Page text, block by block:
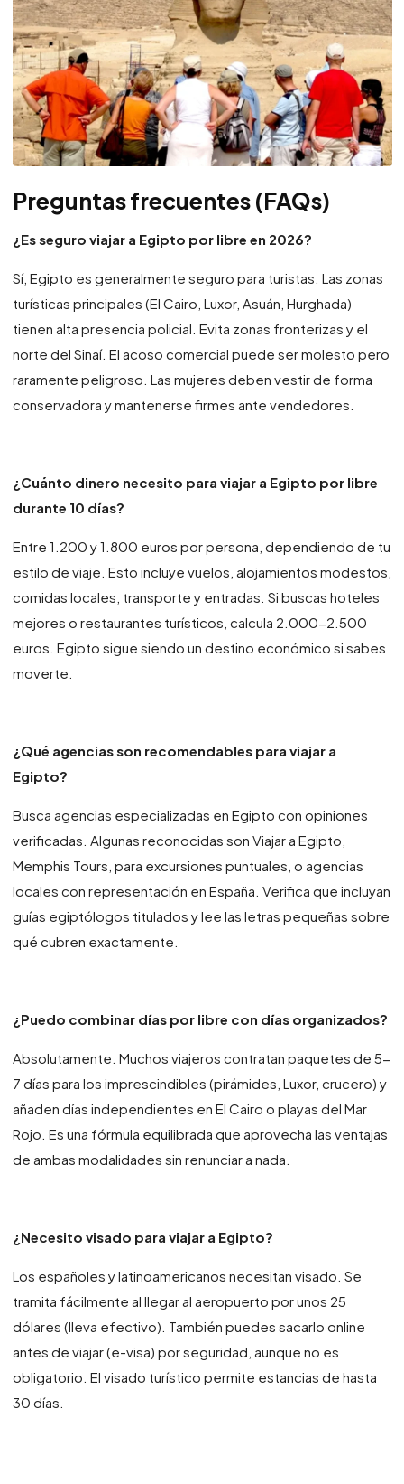
Preguntas frecuentes (FAQs)
¿Es seguro viajar a Egipto por libre en 2026?
Sí, Egipto es generalmente seguro para turistas. Las zonas
turísticas principales (El Cairo, Luxor, Asuán, Hurghada)
tienen alta presencia policial. Evita zonas fronterizas y el
norte del Sinaí. El acoso comercial puede ser molesto pero
raramente peligroso. Las mujeres deben vestir de forma
conservadora y mantenerse firmes ante vendedores.
¿Cuánto dinero necesito para viajar a Egipto por libre
durante 10 días?
Entre 1.200 y 1.800 euros por persona, dependiendo de tu
estilo de viaje. Esto incluye vuelos, alojamientos modestos,
comidas locales, transporte y entradas. Si buscas hoteles
mejores o restaurantes turísticos, calcula 2.000-2.500
euros. Egipto sigue siendo un destino económico si sabes
moverte.
¿Qué agencias son recomendables para viajar a
Egipto?
Busca agencias especializadas en Egipto con opiniones
verificadas. Algunas reconocidas son Viajar a Egipto,
Memphis Tours, para excursiones puntuales, o agencias
locales con representación en España. Verifica que incluyan
guías egiptólogos titulados y lee las letras pequeñas sobre
qué cubren exactamente.
¿Puedo combinar días por libre con días organizados?
Absolutamente. Muchos viajeros contratan paquetes de 5-
7 días para los imprescindibles (pirámides, Luxor, crucero) y
añaden días independientes en El Cairo o playas del Mar
Rojo. Es una fórmula equilibrada que aprovecha las ventajas
de ambas modalidades sin renunciar a nada.
¿Necesito visado para viajar a Egipto?
Los españoles y latinoamericanos necesitan visado. Se
tramita fácilmente al llegar al aeropuerto por unos 25
dólares (lleva efectivo). También puedes sacarlo online
antes de viajar (e-visa) por seguridad, aunque no es
obligatorio. El visado turístico permite estancias de hasta
30 días.